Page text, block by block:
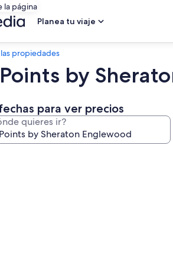
la página
Planea tu viaje
propiedades
by
para ver precios
quieres ir?